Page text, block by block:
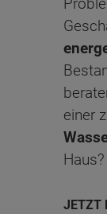
einer
Haus?
JETZT